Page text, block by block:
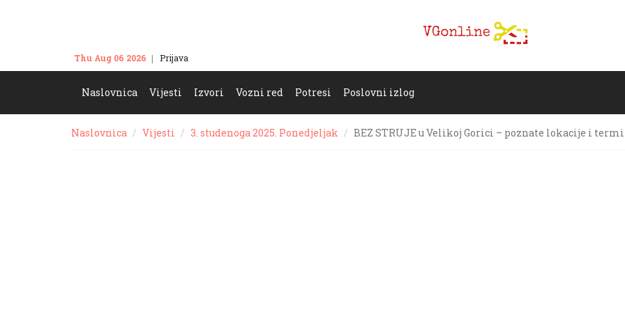
Thu Aug 06 2026 Prijava
Naslovnica Vijesti Izvori Vozni red Potresi Poslovni izlog
Naslovnica Vijesti 3. studenoga 2025. Ponedjeljak BEZ STRUJE u Velikoj Gorici – poznate lokacije i